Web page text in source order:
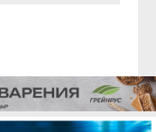
8.51 г
5.68 г